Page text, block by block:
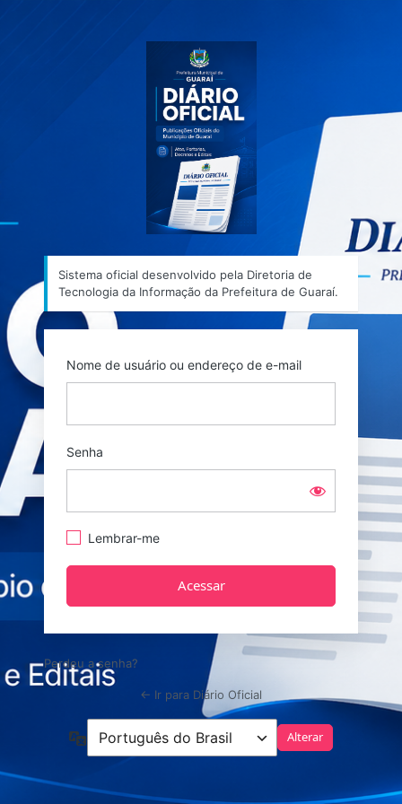
Sistema oficial desenvolvido pela Diretoria de
Tecnologia da Informação da Prefeitura de Guaraí.
Nome de usuário ou endereço de e-mail
Senha
Lembrar-me
Perdeu a senha?
← Ir para Diário Oficial
Idioma